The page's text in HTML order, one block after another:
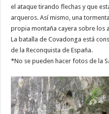
el ataque tirando flechas y que
arqueros. Así mismo, una
propia montaña cayera sobre los
La batalla de Covadonga está
de la Reconquista de España.
*No se pueden hacer fotos de la